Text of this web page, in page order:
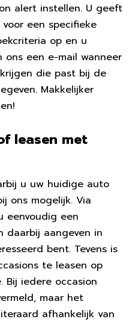
alert instellen. U geeft
een specifieke
op en u
ons een e-mail wanneer
die past bij de
Makkelijker
leasen met
u uw huidige auto
ons mogelijk. Via
eenvoudig een
daarbij aangeven in
bent. Tevens is
te leasen op
Bij iedere occasion
maar het
afhankelijk van